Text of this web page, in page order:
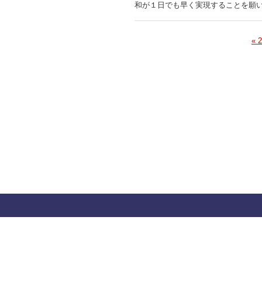
和が１日でも早く実現することを願
«